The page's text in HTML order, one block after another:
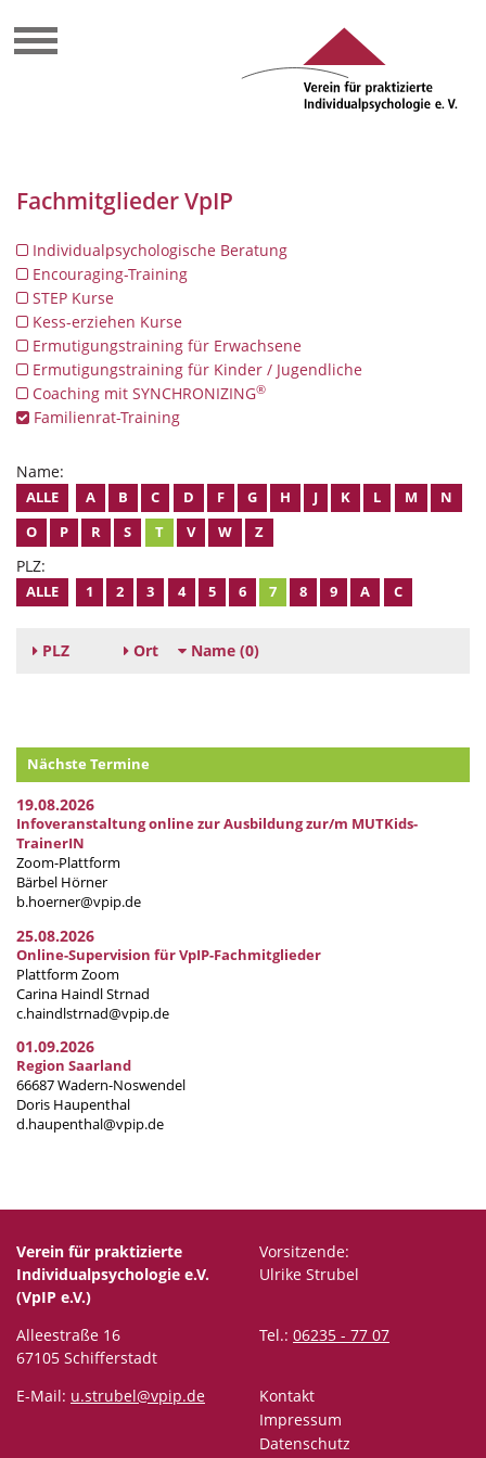
Fachmitglieder VpIP
Individualpsychologische Beratung
Encouraging-Training
STEP Kurse
Kess-erziehen Kurse
Ermutigungstraining für Erwachsene
Ermutigungstraining für Kinder / Jugendliche
Coaching mit SYNCHRONIZING®
Familienrat-Training
Name:
ALLE A B C D F G H J K L M
N
O
P R S T V W Z
PLZ:
ALLE 1 2 3 4 5 6 7 8 9 A C
PLZ Ort Name (0)
Nächste Termine
19.08.2026
Infoveranstaltung online zur Ausbildung zur/m MUTKids-
TrainerIN
Zoom-Plattform
Bärbel Hörner
b.hoerner@vpip.de
25.08.2026
Online-Supervision für VpIP-Fachmitglieder
Plattform Zoom
Carina Haindl Strnad
c.haindlstrnad@vpip.de
01.09.2026
Region Saarland
66687 Wadern-Noswendel
Doris Haupenthal
d.haupenthal@vpip.de
Verein für praktizierte
Individualpsychologie e.V.
(VpIP e.V.)
Vorsitzende:
Ulrike Strubel
Alleestraße 16
67105 Schifferstadt
Tel.: 06235 - 77 07
E-Mail: u.strubel@vpip.de
Kontakt
Impressum
Datenschutz